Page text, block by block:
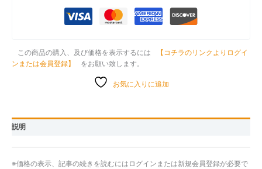
この商品の購入、及び価格を表示するには
【コチラのリンクよりログイ
ンまたは会員登録】
をお願い致します。
お気に入りに追加
説明
※価格の表示、記事の続きを読むにはログインまたは新規会員登録が必要で